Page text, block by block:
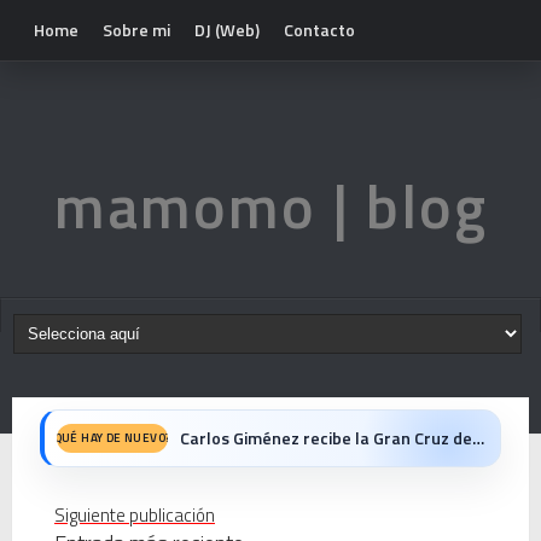
Home Sobre mi DJ (Web) Contacto
mamomo | blog
QUÉ HAY DE NUEVO? Carlos Giménez recibe la Gran Cruz de Alfonso X el Sabio: homenaje al maestro de la historieta española
Siguiente publicación